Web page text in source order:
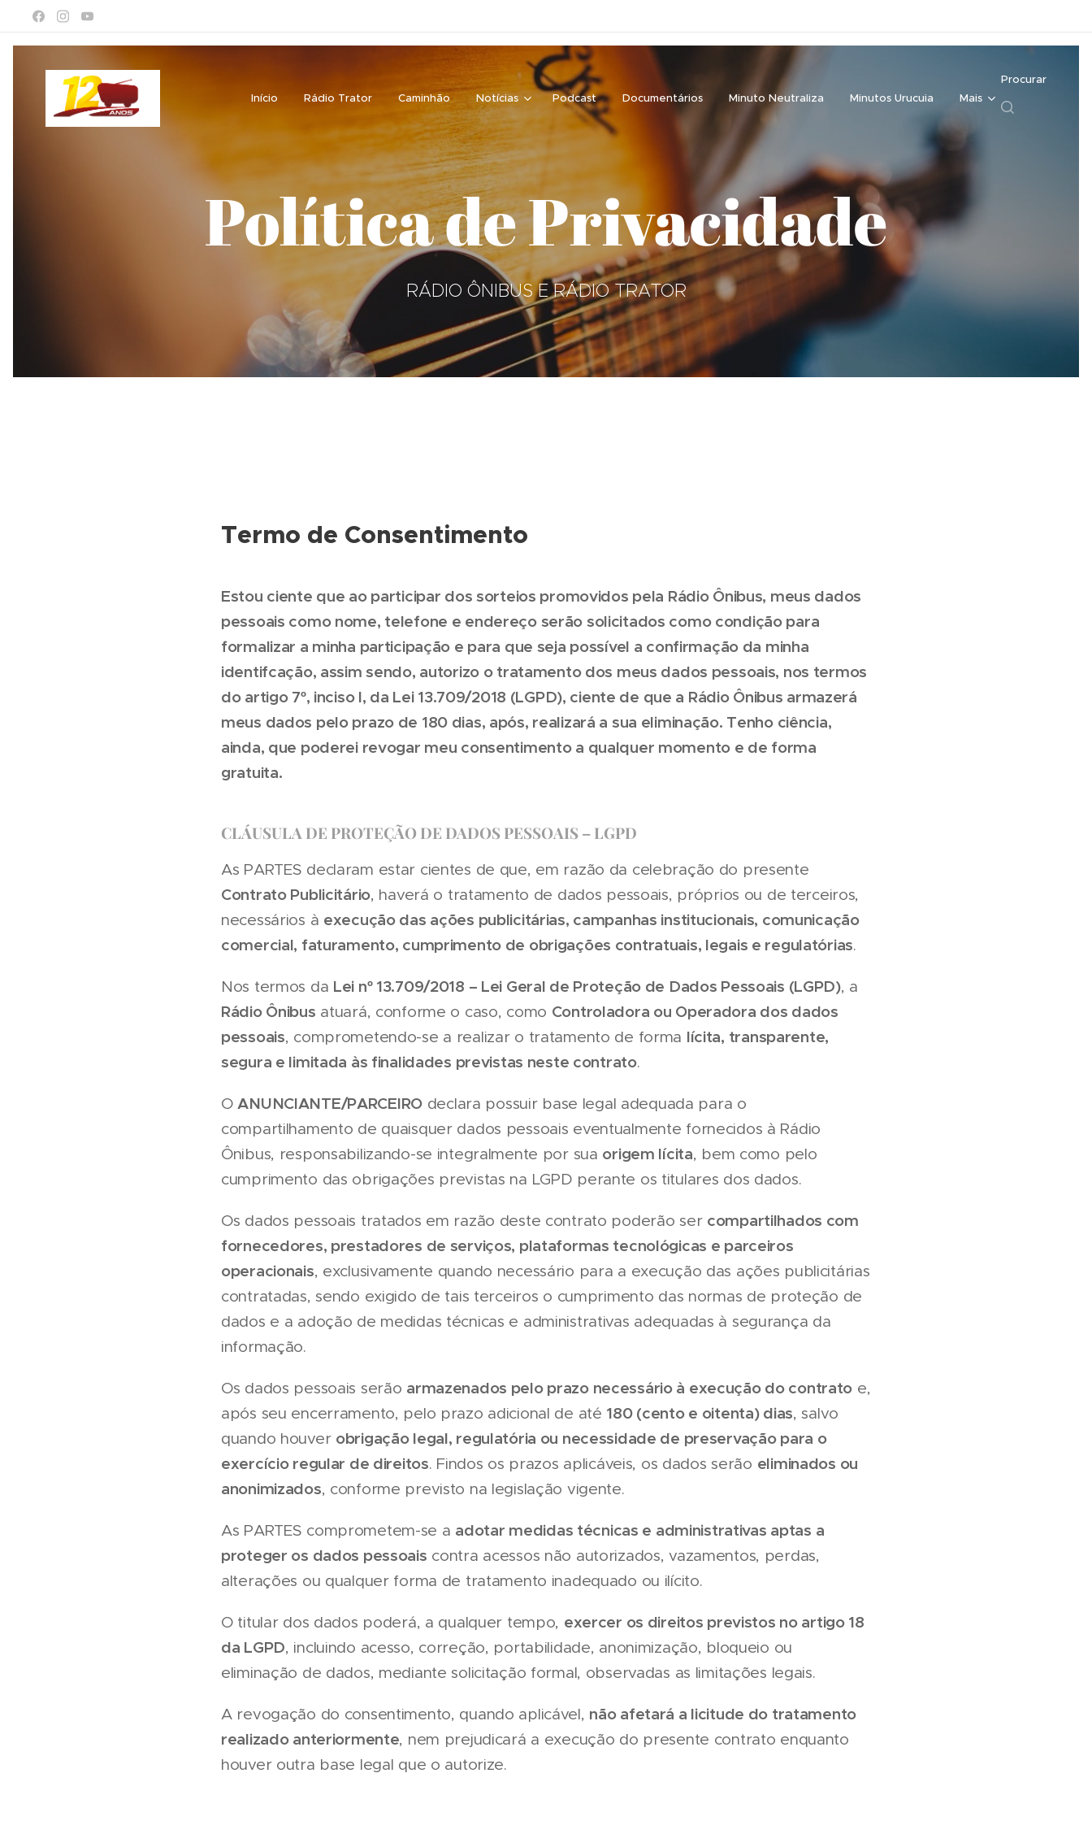
Início Rádio Trator Caminhão Notícias Podcast Documentários Minuto Neutraliza Minutos Urucuia Mais
Procurar
Política de Privacidade
RÁDIO ÔNIBUS E RÁDIO TRATOR
Termo de Consentimento
Estou ciente que ao participar dos sorteios promovidos pela Rádio Ônibus, meus dados
pessoais como nome, telefone e endereço serão solicitados como condição para
formalizar a minha participação e para que seja possível a confirmação da minha
identifcação, assim sendo, autorizo o tratamento dos meus dados pessoais, nos termos
do artigo 7º, inciso I, da Lei 13.709/2018 (LGPD), ciente de que a Rádio Ônibus armazerá
meus dados pelo prazo de 180 dias, após, realizará a sua eliminação. Tenho ciência,
ainda, que poderei revogar meu consentimento a qualquer momento e de forma
gratuita.
CLÁUSULA DE PROTEÇÃO DE DADOS PESSOAIS – LGPD
As PARTES declaram estar cientes de que, em razão da celebração do presente
Contrato Publicitário, haverá o tratamento de dados pessoais, próprios ou de terceiros,
necessários à execução das ações publicitárias, campanhas institucionais, comunicação
comercial, faturamento, cumprimento de obrigações contratuais, legais e regulatórias.
Nos termos da Lei nº 13.709/2018 – Lei Geral de Proteção de Dados Pessoais (LGPD), a
Rádio Ônibus atuará, conforme o caso, como Controladora ou Operadora dos dados
pessoais, comprometendo-se a realizar o tratamento de forma lícita, transparente,
segura e limitada às finalidades previstas neste contrato.
OANUNCIANTE/PARCEIRO declara possuir base legal adequada para o
compartilhamento de quaisquer dados pessoais eventualmente fornecidos à Rádio
Ônibus, responsabilizando-se integralmente por sua origem lícita, bem como pelo
cumprimento das obrigações previstas na LGPD perante os titulares dos dados.
Os dados pessoais tratados em razão deste contrato poderão ser compartilhados com
fornecedores, prestadores de serviços, plataformas tecnológicas e parceiros
operacionais, exclusivamente quando necessário para a execução das ações publicitárias
contratadas, sendo exigido de tais terceiros o cumprimento das normas de proteção de
dados e a adoção de medidas técnicas e administrativas adequadas à segurança da
informação.
Os dados pessoais serão armazenados pelo prazo necessário à execução do contrato e,
após seu encerramento, pelo prazo adicional de até 180 (cento e oitenta) dias, salvo
quando houver obrigação legal, regulatória ou necessidade de preservação para o
exercício regular de direitos. Findos os prazos aplicáveis, os dados serão eliminados ou
anonimizados, conforme previsto na legislação vigente.
As PARTES comprometem-se a adotar medidas técnicas e administrativas aptas a
proteger os dados pessoais contra acessos não autorizados, vazamentos, perdas,
alterações ou qualquer forma de tratamento inadequado ou ilícito.
O titular dos dados poderá, a qualquer tempo, exercer os direitos previstos no artigo 18
da LGPD, incluindo acesso, correção, portabilidade, anonimização, bloqueio ou
eliminação de dados, mediante solicitação formal, observadas as limitações legais.
A revogação do consentimento, quando aplicável, não afetará a licitude do tratamento
realizado anteriormente, nem prejudicará a execução do presente contrato enquanto
houver outra base legal que o autorize.